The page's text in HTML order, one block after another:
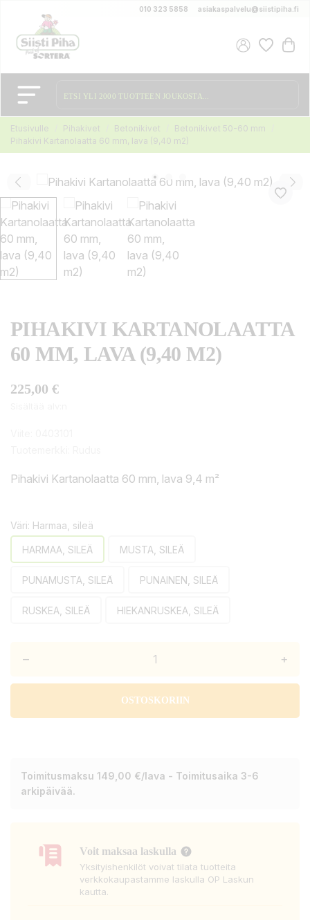
010 323 5858 asiakaspalvelu@siistipiha.fi
Etusivulle Pihakivet Betonikivet
Betonikivet 50-60 mm
Pihakivi Kartanolaatta 60 mm, lava (9,40 m2)
PIHAKIVI KARTANOLAATTA
60 MM, LAVA (9,40 M2)
225,00 €
Pihakivi Kartanolaatta 60 mm, lava 9,4 m²
Väri: Harmaa, sileä
HARMAA, SILEÄ MUSTA, SILEÄ
PUNAMUSTA, SILEÄ PUNAINEN, SILEÄ
RUSKEA, SILEÄ HIEKANRUSKEA, SILEÄ
– +
OSTOSKORIIN
Toimitusmaksu 149,00 €/lava - Toimitusaika 3-6
arkipäivää.
Voit maksaa laskulla
Yksityishenkilöt voivat tilata tuotteita
verkkokaupastamme laskulla OP Laskun
kautta.